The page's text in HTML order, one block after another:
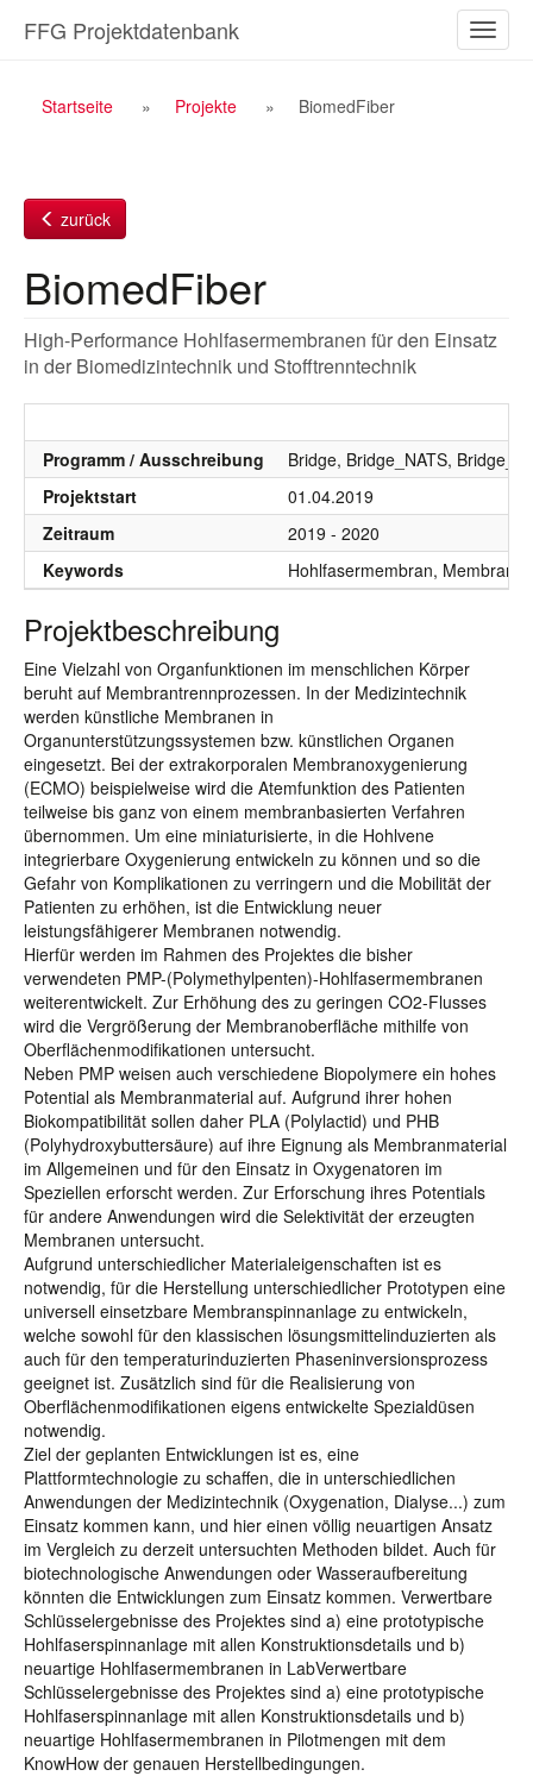
Inhalt
ein-/
FFG Projektdatenbank
Breadcrumb
Startseite Projekte BiomedFiber
zurück
BiomedFiber
High-Performance Hohlfasermembranen für den Einsatz
in der Biomedizintechnik und Stofftrenntechnik
Programm / Ausschreibung
Bridge, Bridge_NATS,
Projektstart
01.04.2019
Zeitraum
2019 - 2020
Keywords
Hohlfasermembran,
Projektbeschreibung
Eine Vielzahl von Organfunktionen im menschlichen Körper
beruht auf Membrantrennprozessen. In der Medizintechnik
werden künstliche Membranen in
Organunterstützungssystemen bzw. künstlichen Organen
eingesetzt. Bei der extrakorporalen Membranoxygenierung
(ECMO) beispielweise wird die Atemfunktion des Patienten
teilweise bis ganz von einem membranbasierten Verfahren
übernommen. Um eine miniaturisierte, in die Hohlvene
integrierbare Oxygenierung entwickeln zu können und so die
Gefahr von Komplikationen zu verringern und die Mobilität der
Patienten zu erhöhen, ist die Entwicklung neuer
leistungsfähigerer Membranen notwendig.
Hierfür werden im Rahmen des Projektes die bisher
verwendeten PMP-(Polymethylpenten)-Hohlfasermembranen
weiterentwickelt. Zur Erhöhung des zu geringen CO2-Flusses
wird die Vergrößerung der Membranoberfläche mithilfe von
Oberflächenmodifikationen untersucht.
Neben PMP weisen auch verschiedene Biopolymere ein hohes
Potential als Membranmaterial auf. Aufgrund ihrer hohen
Biokompatibilität sollen daher PLA (Polylactid) und PHB
(Polyhydroxybuttersäure) auf ihre Eignung als Membranmaterial
im Allgemeinen und für den Einsatz in Oxygenatoren im
Speziellen erforscht werden. Zur Erforschung ihres Potentials
für andere Anwendungen wird die Selektivität der erzeugten
Membranen untersucht.
Aufgrund unterschiedlicher Materialeigenschaften ist es
notwendig, für die Herstellung unterschiedlicher Prototypen eine
universell einsetzbare Membranspinnanlage zu entwickeln,
welche sowohl für den klassischen lösungsmittelinduzierten als
auch für den temperaturinduzierten Phaseninversionsprozess
geeignet ist. Zusätzlich sind für die Realisierung von
Oberflächenmodifikationen eigens entwickelte Spezialdüsen
notwendig.
Ziel der geplanten Entwicklungen ist es, eine
Plattformtechnologie zu schaffen, die in unterschiedlichen
Anwendungen der Medizintechnik (Oxygenation, Dialyse...) zum
Einsatz kommen kann, und hier einen völlig neuartigen Ansatz
im Vergleich zu derzeit untersuchten Methoden bildet. Auch für
biotechnologische Anwendungen oder Wasseraufbereitung
könnten die Entwicklungen zum Einsatz kommen. Verwertbare
Schlüsselergebnisse des Projektes sind a) eine prototypische
Hohlfaserspinnanlage mit allen Konstruktionsdetails und b)
neuartige Hohlfasermembranen in LabVerwertbare
Schlüsselergebnisse des Projektes sind a) eine prototypische
Hohlfaserspinnanlage mit allen Konstruktionsdetails und b)
neuartige Hohlfasermembranen in Pilotmengen mit dem
KnowHow der genauen Herstellbedingungen.